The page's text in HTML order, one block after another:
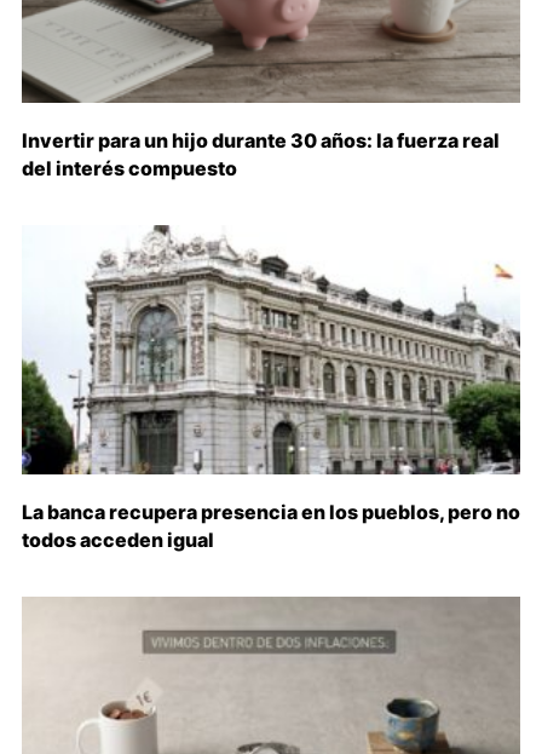
Invertir para un hijo durante 30 años: la fuerza real
del interés compuesto
La banca recupera presencia en los pueblos, pero no
todos acceden igual